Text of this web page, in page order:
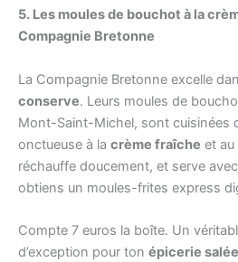
5. Les moules de bouchot à la
Compagnie Bretonne
La Compagnie Bretonne excelle
conserve. Leurs moules de
Mont-Saint-Michel, sont cuisinées
onctueuse à la crème fraîche et au
réchauffe doucement, et serve
obtiens un moules-frites express
Compte 7 euros la boîte. Un
d’exception pour ton épicerie salée